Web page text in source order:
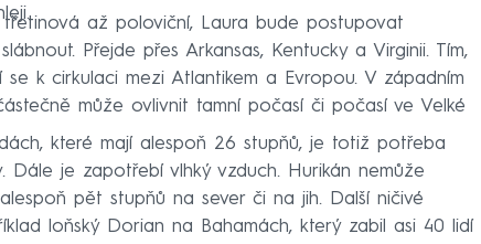
až poloviční, Laura bude postupovat
Přejde přes Arkansas, Kentucky a Virginii. Tím,
k cirkulaci mezi Atlantikem a Evropou. V západním
může ovlivnit tamní počasí či počasí ve Velké
které mají alespoň 26 stupňů, je totiž potřeba
Dále je zapotřebí vlhký vzduch. Hurikán nemůže
pět stupňů na sever či na jih. Další ničivé
loňský Dorian na Bahamách, který zabil asi 40 lidí